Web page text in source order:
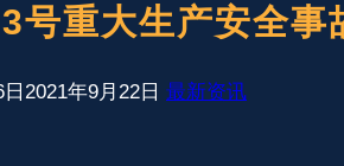
号重大生产安全事
2021年9月22日 最新资讯